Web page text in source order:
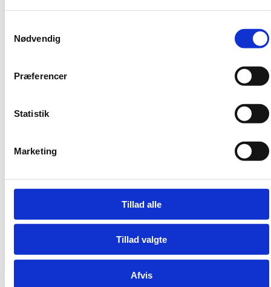
Nødvendig
Præferencer
Statistik
Marketing
Tillad alle
Tillad valgte
Afvis
Brobyggerne – Center for Dialogkaffe er sat i verden for at styrke
forskellige holdninger, værdier og levemåder.
uenigheder med ord og argumenter – og ikke med vold og trusler.​
Bliv medlem